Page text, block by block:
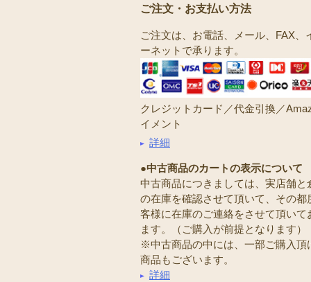
ご注文・お支払い方法
ご注文は、お電話、メール、FAX、
ーネットで承ります。
クレジットカード／代金引換／
イメント
詳細
●中古商品のカートの表示について
中古商品につきましては、実店舗と
の在庫を確認させて頂いて、その都
客様に在庫のご連絡をさせて頂いて
ます。（ご購入が前提となります）
※中古商品の中には、一部ご購入頂
商品もございます。
詳細